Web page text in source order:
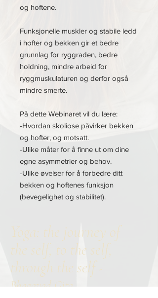
og hoftene.
Funksjonelle muskler og stabile ledd
i hofter og bekken gir et bedre
grunnlag for ryggraden, bedre
holdning, mindre arbeid for
ryggmuskulaturen og derfor også
mindre smerte.
På dette Webinaret vil du lære:
-Hvordan skoliose påvirker bekken
og hofter, og motsatt.
-Ulike måter for å finne ut om dine
egne asymmetrier og behov.
-Ulike øvelser for å forbedre ditt
bekken og hoftenes funksjon
(bevegelighet og stabilitet).
Yoga: the journey of
the self, to the self,
through the self-
Bhagavad Gita